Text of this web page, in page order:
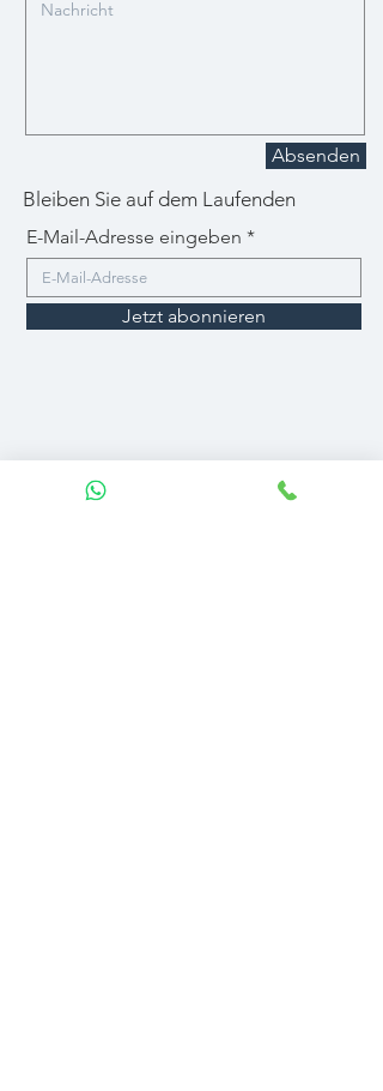
Absenden
Bleiben Sie auf dem Laufenden
E-Mail-Adresse eingeben
Jetzt abonnieren